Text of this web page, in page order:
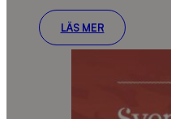
LÄS MER